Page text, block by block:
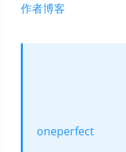
作者博客
oneperfect